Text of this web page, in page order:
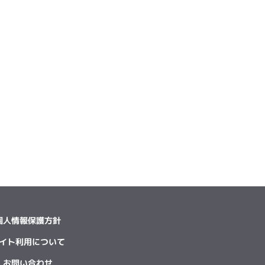
人情報保護方針
ト利用について
お問い合わせ